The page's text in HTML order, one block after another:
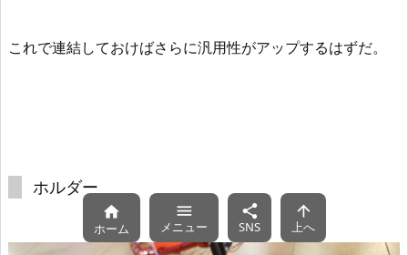
これで連結しておけばさらに汎用性がアップするはずだ。
ホルダー

ホーム

メニュー

SNS

上へ